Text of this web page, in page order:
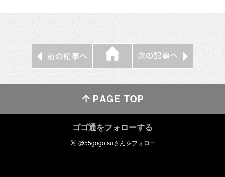
ゴゴ通をフォローする